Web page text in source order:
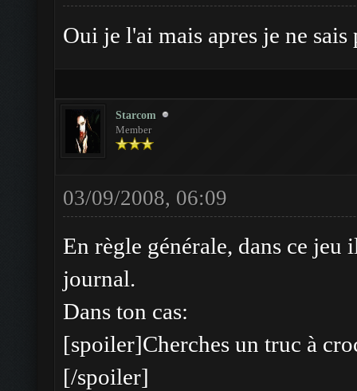
Oui je l'ai mais apres je ne
Starcom
Member
03/09/2008, 06:09
En règle générale, dans ce
journal.
Dans ton cas:
[spoiler]Cherches un truc à
[/spoiler]